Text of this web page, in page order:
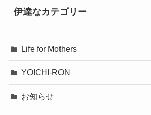
伊達なカテゴリー
Life for Mothers
YOICHI-RON
お知らせ